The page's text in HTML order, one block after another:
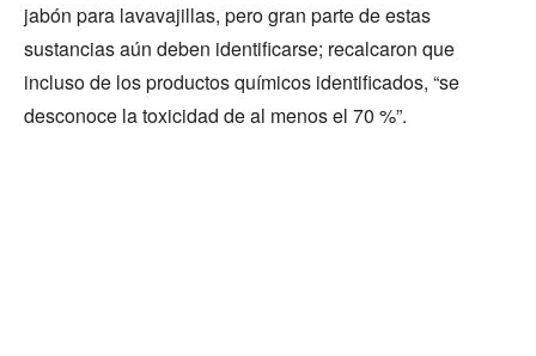
jabón para lavavajillas, pero gran parte de estas
sustancias aún deben identificarse; recalcaron que
incluso de los productos químicos identificados, “se
desconoce la toxicidad de al menos el 70 %”.